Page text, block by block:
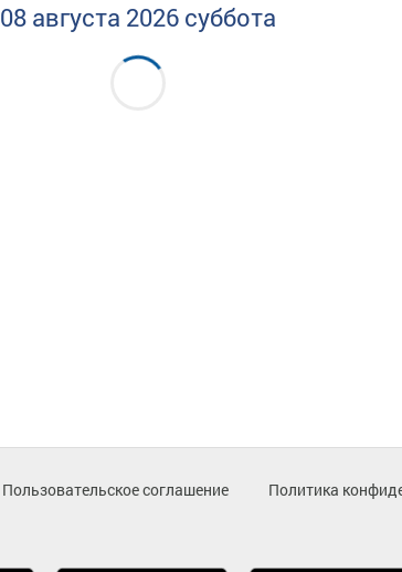
08 августа 2026 суббота
Пользовательское соглашение
Политика